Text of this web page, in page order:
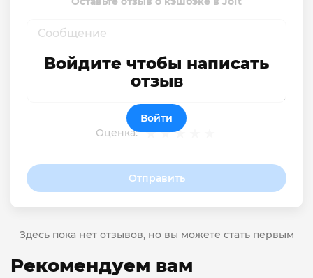
Оценка:
Отправить
Войдите чтобы написать
отзыв
Войти
Здесь пока нет отзывов, но вы можете стать первым
Рекомендуем вам